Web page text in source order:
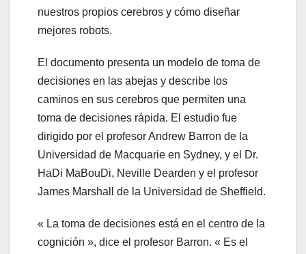
nuestros propios cerebros y cómo diseñar
mejores robots.
El documento presenta un modelo de toma de
decisiones en las abejas y describe los
caminos en sus cerebros que permiten una
toma de decisiones rápida. El estudio fue
dirigido por el profesor Andrew Barron de la
Universidad de Macquarie en Sydney, y el Dr.
HaDi MaBouDi, Neville Dearden y el profesor
James Marshall de la Universidad de Sheffield.
« La toma de decisiones está en el centro de la
cognición », dice el profesor Barron. « Es el